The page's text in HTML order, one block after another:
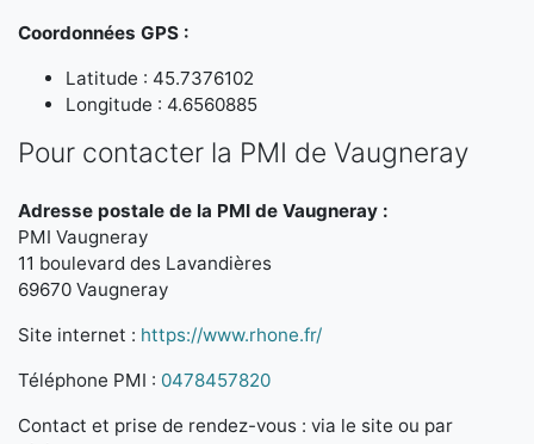
Coordonnées GPS :
Latitude : 45.7376102
Longitude : 4.6560885
Pour contacter la PMI de Vaugneray
Adresse postale de la PMI de Vaugneray :
PMI Vaugneray
11 boulevard des Lavandières
69670 Vaugneray
Site internet : https://www.rhone.fr/
Téléphone PMI : 0478457820
Contact et prise de rendez-vous : via le site ou par